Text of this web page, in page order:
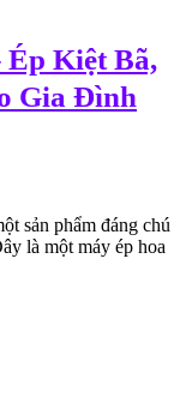
Ép Kiệt Bã,
Gia Đình
sản phẩm đáng chú
là một máy ép hoa